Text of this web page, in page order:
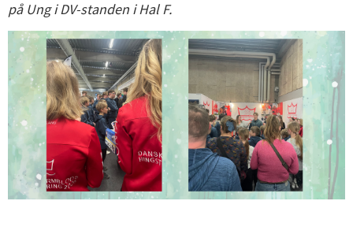
på Ung i DV-standen i Hal F.